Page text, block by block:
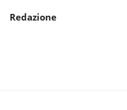
Redazione